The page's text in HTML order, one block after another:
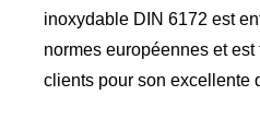
inoxydable DIN 6172 est
normes européennes et
clients pour son excellente